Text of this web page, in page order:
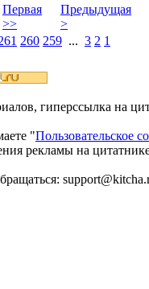
Первая
>>
Предыдущая
>
260 259 ... 3 2 1
гиперссылка на
"Пользовательское
рекламы на